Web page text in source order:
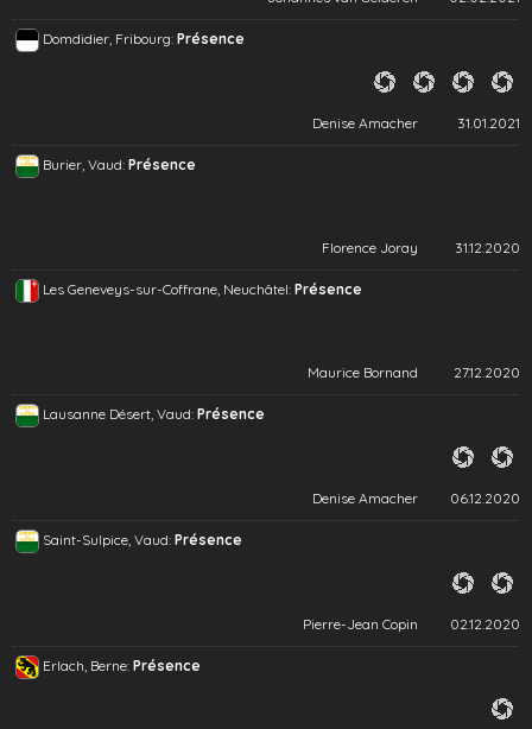
Domdidier, Fribourg: Présence
Denise Amacher 31.01.2021
Burier, Vaud: Présence
Florence Joray 31.12.2020
Les Geneveys-sur-Coffrane, Neuchâtel: Présence
Maurice Bornand 27.12.2020
Lausanne Désert, Vaud: Présence
Denise Amacher 06.12.2020
Saint-Sulpice, Vaud: Présence
Pierre-Jean Copin 02.12.2020
Erlach, Berne: Présence